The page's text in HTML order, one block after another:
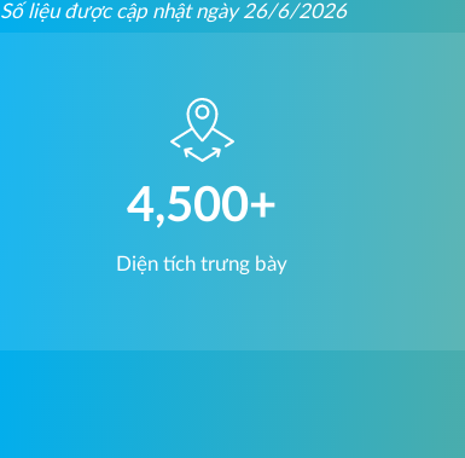
Số liệu được cập nhật ngày 26/6/2026
Diện tích trưng bày
4,500+